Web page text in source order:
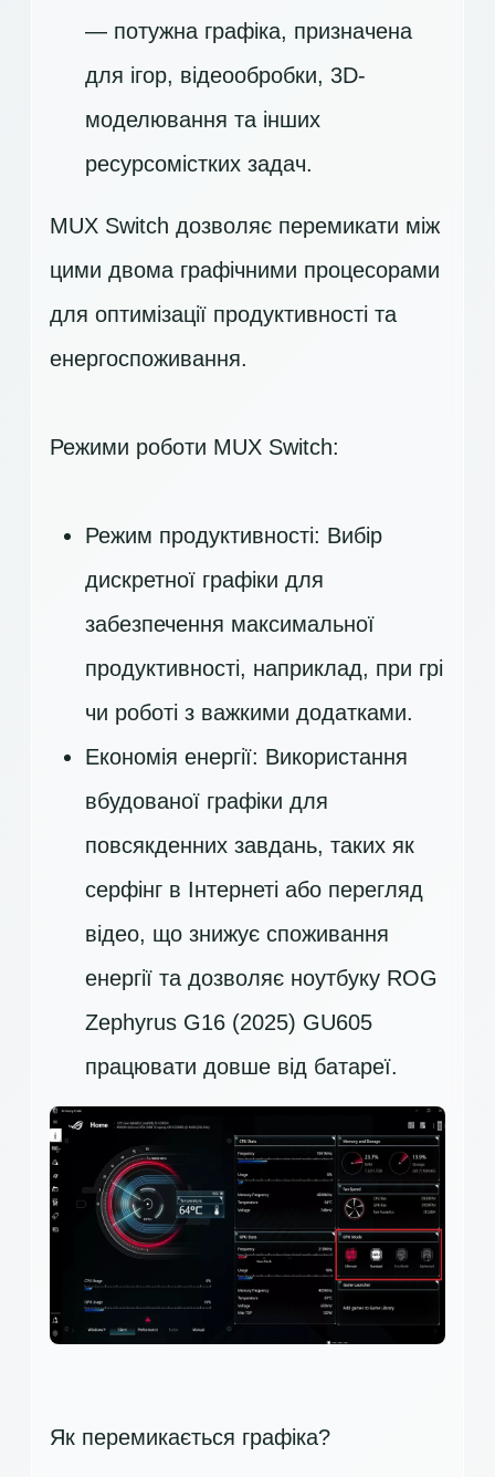
— потужна графіка, призначена
для ігор, відеообробки, 3D-
моделювання та інших
ресурсомістких задач.
MUX Switch дозволяє перемикати між
цими двома графічними процесорами
для оптимізації продуктивності та
енергоспоживання.
Режими роботи MUX Switch:
Режим продуктивності: Вибір
дискретної графіки для
забезпечення максимальної
продуктивності, наприклад, при грі
чи роботі з важкими додатками.
Економія енергії: Використання
вбудованої графіки для
повсякденних завдань, таких як
серфінг в Інтернеті або перегляд
відео, що знижує споживання
енергії та дозволяє ноутбуку ROG
Zephyrus G16 (2025) GU605
працювати довше від батареї.
Як перемикається графіка?